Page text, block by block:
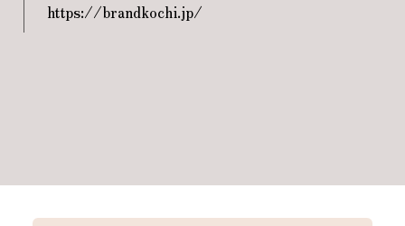
https://brandkochi.jp/